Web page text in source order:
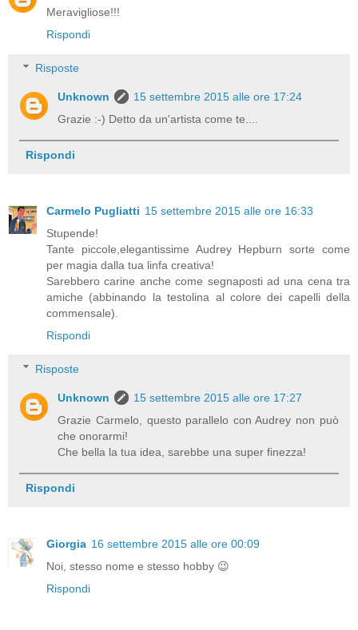
Meravigliose!!!
Rispondi
Risposte
Unknown
15 settembre 2015 alle ore 17:24
Grazie :-) Detto da un'artista come te....
Rispondi
Carmelo Pugliatti 15 settembre 2015 alle ore 16:33
Stupende!
Tante piccole,elegantissime Audrey Hepburn sorte come
per magia dalla tua linfa creativa!
Sarebbero carine anche come segnaposti ad una cena tra
amiche (abbinando la testolina al colore dei capelli della
commensale).
Rispondi
Risposte
Unknown
15 settembre 2015 alle ore 17:27
Grazie Carmelo, questo parallelo con Audrey non può
che onorarmi!
Che bella la tua idea, sarebbe una super finezza!
Rispondi
Giorgia 16 settembre 2015 alle ore 00:09
Noi, stesso nome e stesso hobby 😉
Rispondi